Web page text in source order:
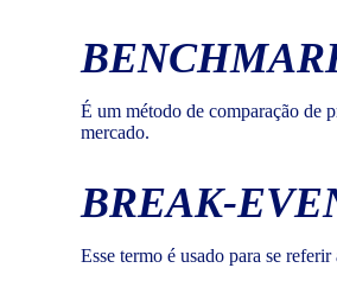
É um método de comparação de
mercado.
BREAK-
Esse termo é usado para se